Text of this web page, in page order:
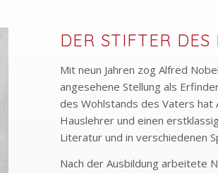
DER STIFTER DES
Mit neun Jahren zog Alfred
angesehene Stellung als
des Wohlstands des Vaters hat
Hauslehrer und einen
Literatur und in verschiedenen
Nach der Ausbildung arbeitete